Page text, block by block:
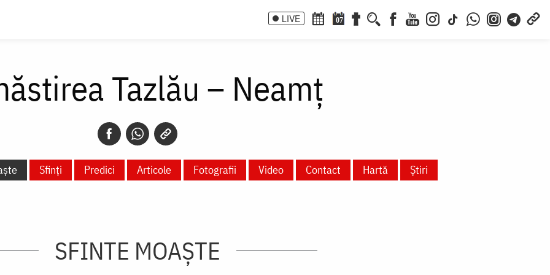
LIVE 07
Tazlău – Neamț
Sfinți Predici Articole Fotografii Video Contact Hartă Știri
SFINTE MOAȘTE